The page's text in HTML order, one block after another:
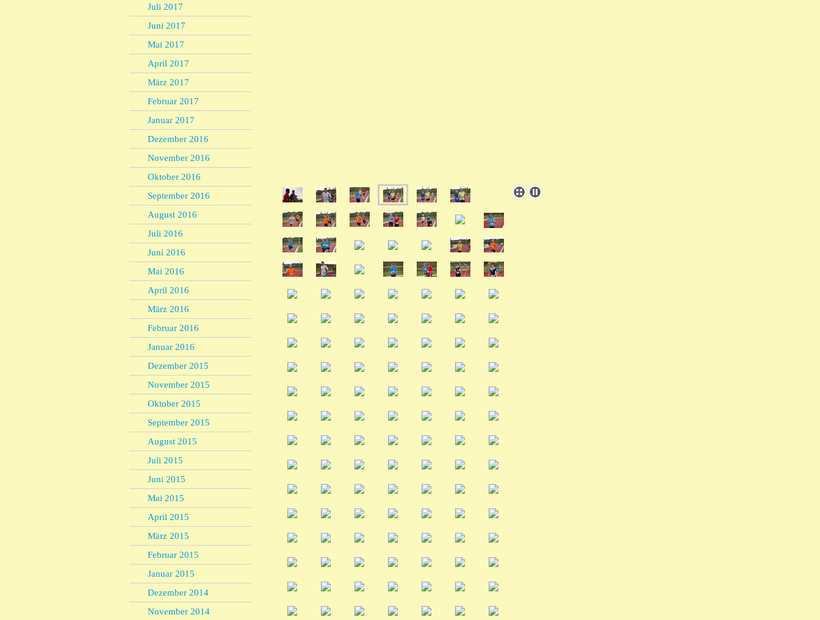
Juli 2017
Juni 2017
Mai 2017
April 2017
März 2017
Februar 2017
Januar 2017
Dezember 2016
November 2016
Oktober 2016
September 2016
August 2016
Juli 2016
Juni 2016
Mai 2016
April 2016
März 2016
Februar 2016
Januar 2016
Dezember 2015
November 2015
Oktober 2015
September 2015
August 2015
Juli 2015
Juni 2015
Mai 2015
April 2015
März 2015
Februar 2015
Januar 2015
Dezember 2014
November 2014